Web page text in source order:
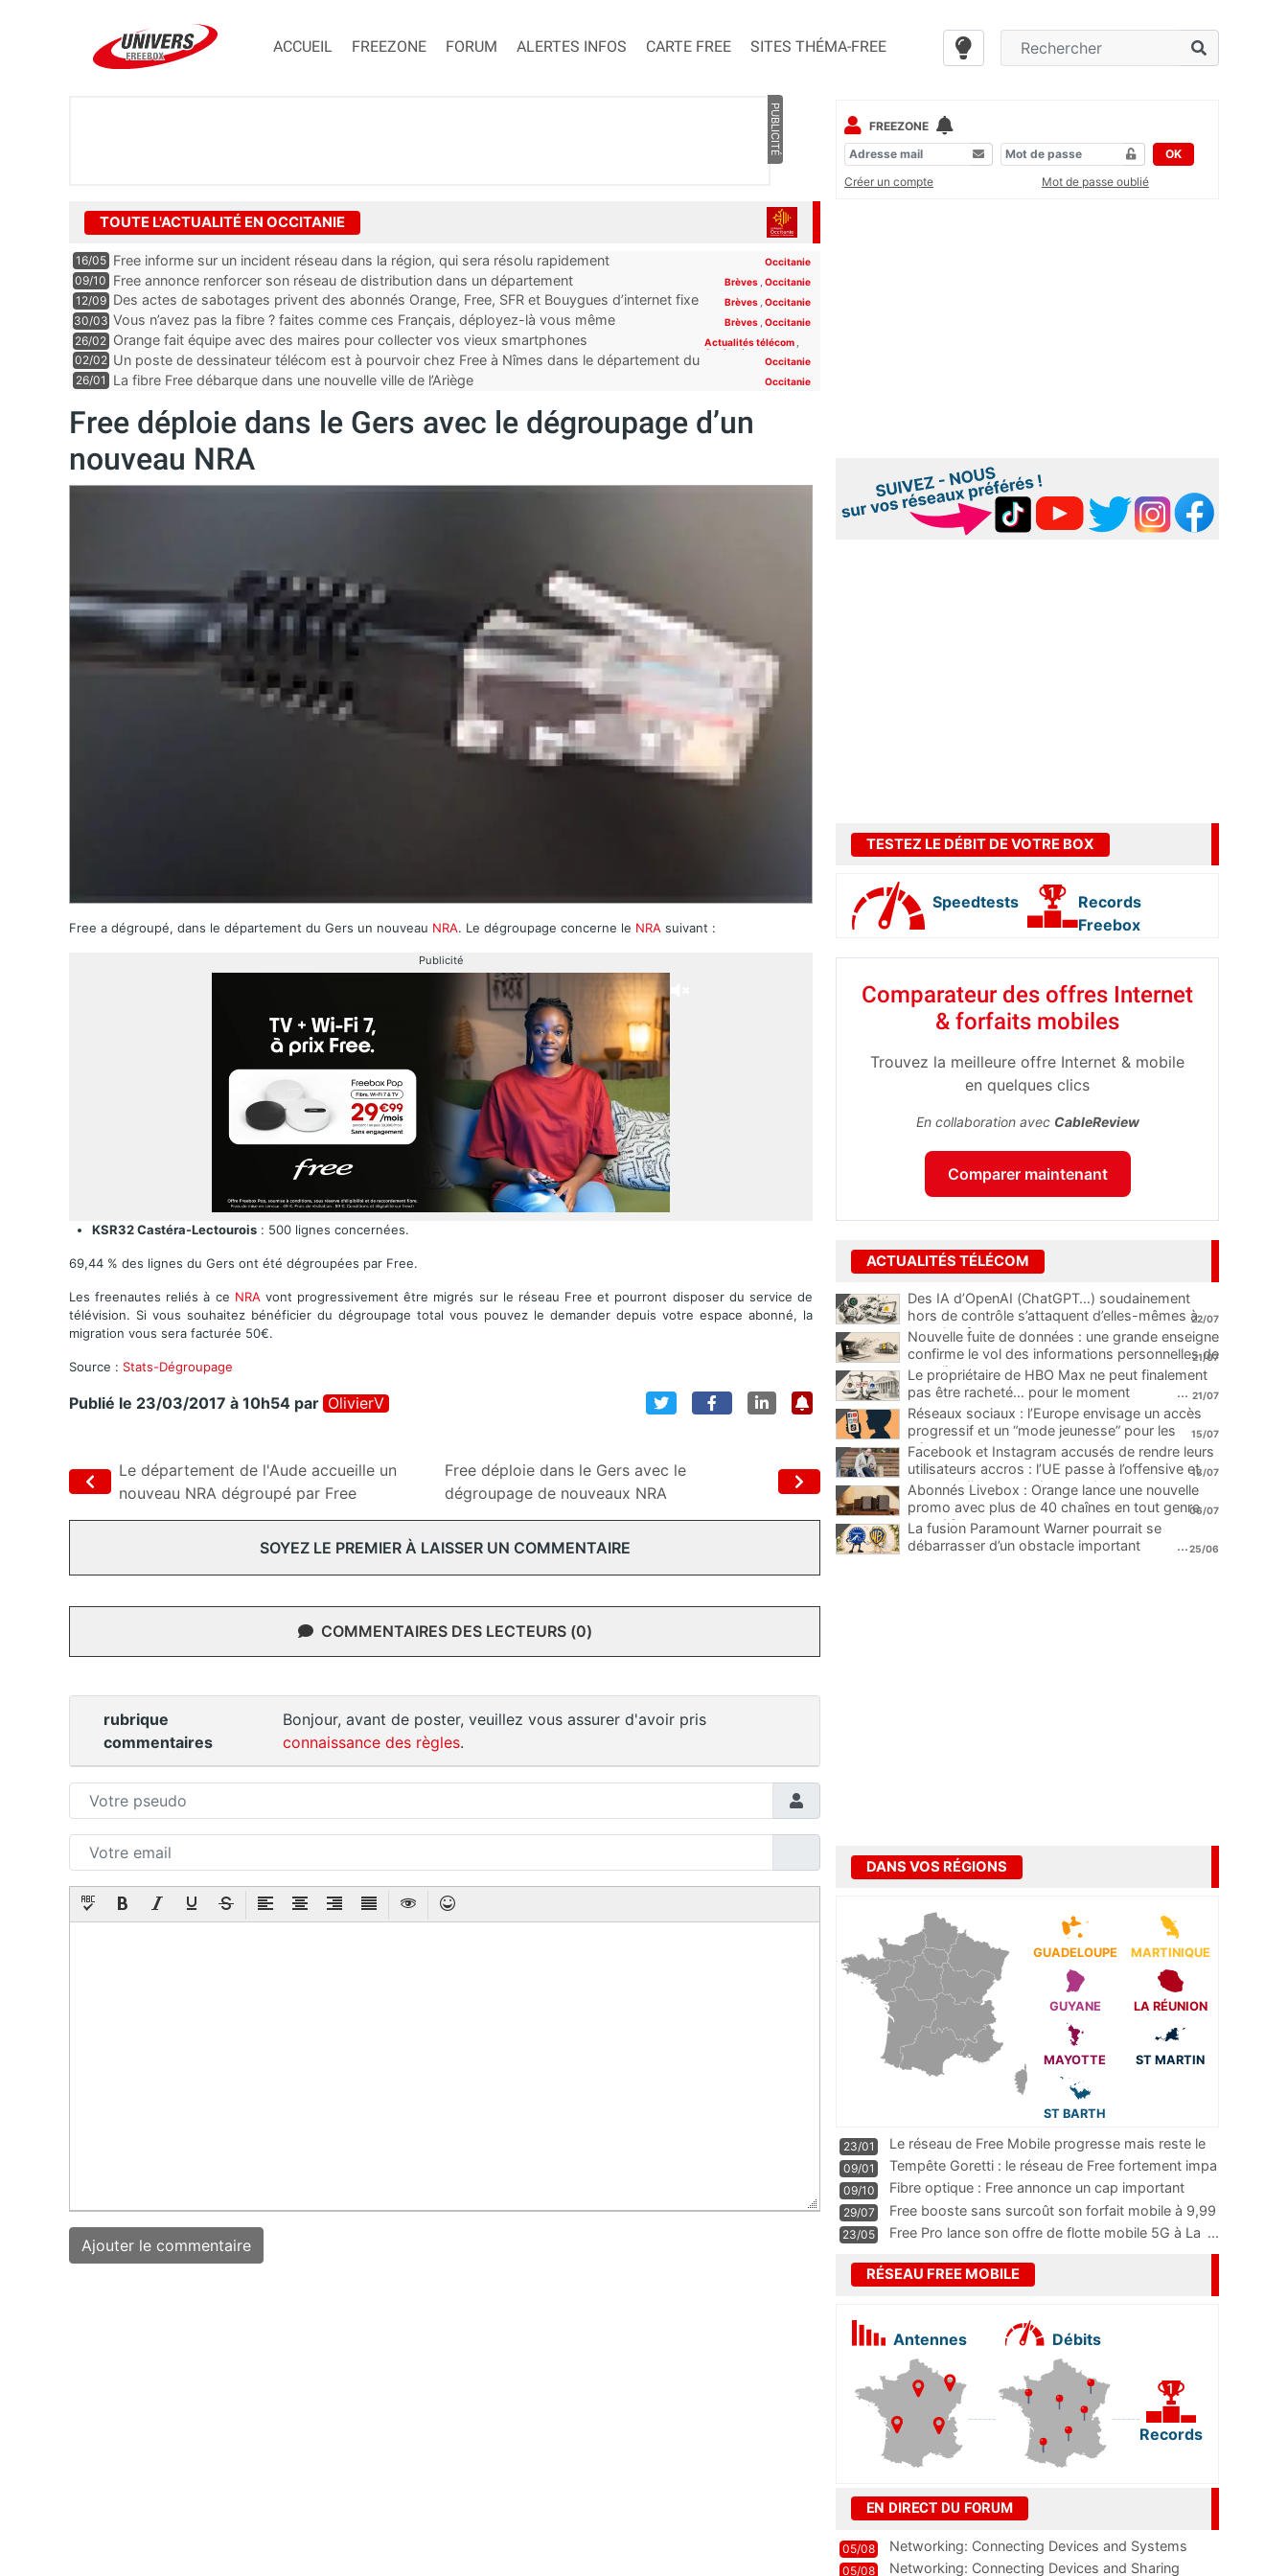
ACCUEIL FREEZONE FORUM ALERTES INFOS CARTE FREE SITES THÉMA-FREE
PUBLICITÉ
TOUTE L'ACTUALITÉ EN OCCITANIE
16/05 Free informe sur un incident réseau dans la région, qui sera résolu rapidement Occitanie
09/10 Free annonce renforcer son réseau de distribution dans un département Brèves Occitanie
12/09 Des actes de sabotages privent des abonnés Orange, Free, SFR et Bouygues d’internet fixe
et mobile, “c’est clairement quelqu’un qui est expert”
Brèves Occitanie
30/03 Vous n’avez pas la fibre ? faites comme ces Français, déployez-là vous même Brèves Occitanie
26/02 Orange fait équipe avec des maires pour collecter vos vieux smartphones Actualités télécom
Occitanie
02/02 Un poste de dessinateur télécom est à pourvoir chez Free à Nîmes dans le département du
Gard
Occitanie
26/01 La fibre Free débarque dans une nouvelle ville de l’Ariège Occitanie
Free déploie dans le Gers avec le dégroupage d’un
nouveau NRA
Free a dégroupé, dans le département du Gers un nouveau NRA. Le dégroupage concerne le NRA suivant :
Publicité
KSR32 Castéra-Lectourois : 500 lignes concernées.
69,44 % des lignes du Gers ont été dégroupées par Free.
Les freenautes reliés à ce NRAvont progressivement être migrés sur le réseau Free et pourront disposer du service de
télévision. Si vous souhaitez bénéficier du dégroupage total vous pouvez le demander depuis votre espace abonné, la
migration vous sera facturée 50€.
Source : Stats-Dégroupage
Publié le 23/03/2017 à 10h54 par OlivierV
Le département de l'Aude accueille un
nouveau NRA dégroupé par Free
Free déploie dans le Gers avec le
dégroupage de nouveaux NRA
SOYEZ LE PREMIER À LAISSER UN COMMENTAIRE
COMMENTAIRES DES LECTEURS (0)
rubrique
commentaires
Bonjour, avant de poster, veuillez vous assurer d'avoir pris
connaissance des règles.
FREEZONE
OK
Créer un compte
Mot de passe oublié
TESTEZ LE DÉBIT DE VOTRE BOX
Speedtests
Records
Freebox
Comparateur des offres Internet
& forfaits mobiles
Trouvez la meilleure offre Internet & mobile
en quelques clics
En collaboration avec CableReview
Comparer maintenant
ACTUALITÉS TÉLÉCOM
Des IA d’OpenAI (ChatGPT…) soudainement
hors de contrôle s’attaquent d’elles-mêmes à
une plateforme
...
22/07
Nouvelle fuite de données : une grande enseigne
confirme le vol des informations personnelles de
ses clients
...
21/07
Le propriétaire de HBO Max ne peut finalement
pas être racheté… pour le moment
... 21/07
Réseaux sociaux : l’Europe envisage un accès
progressif et un “mode jeunesse” pour les
mineurs
...
15/07
Facebook et Instagram accusés de rendre leurs
utilisateurs accros : l’UE passe à l’offensive et
menace d’une amende record
...
13/07
Abonnés Livebox : Orange lance une nouvelle
promo avec plus de 40 chaînes en tout genre
pour 1€
06/07
La fusion Paramount Warner pourrait se
débarrasser d’un obstacle important
...25/06
DANS VOS RÉGIONS
GUADELOUPE MARTINIQUE
GUYANE LA RÉUNION
MAYOTTE ST MARTIN
ST BARTH
23/01
Le réseau de Free Mobile progresse mais reste le
m
...
09/01
Tempête Goretti : le réseau de Free fortement impa
09/10
Fibre optique : Free annonce un cap important
pass
...
29/07
Free booste sans surcoût son forfait mobile à 9,99
23/05 Free Pro lance son offre de flotte mobile 5G à La ...
RÉSEAU FREE MOBILE
Antennes Débits
Records
EN DIRECT DU FORUM
05/08 Networking: Connecting Devices and Systems
05/08
Networking: Connecting Devices and Sharing